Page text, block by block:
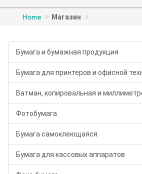
Home Магазин
Бумага и бумажная продукция
Бумага для принтеров и офисной
Ватман, копировальная и
Фотобумага
Бумага самоклеющаяся
Бумага для кассовых аппаратов